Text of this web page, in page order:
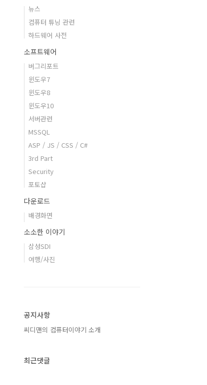
뉴스
컴퓨터 튜닝 관련
하드웨어 사전
소프트웨어
버그리포트
윈도우7
윈도우8
윈도우10
서버관련
MSSQL
ASP / JS / CSS / C#
3rd Part
Security
포토샵
다운로드
배경화면
소소한 이야기
삼성SDI
여행/사진
공지사항
씨디맨의 컴퓨터이야기 소개
최근댓글